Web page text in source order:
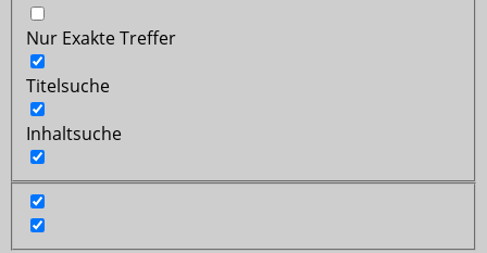
Nur Exakte Treffer
Titelsuche
Inhaltsuche